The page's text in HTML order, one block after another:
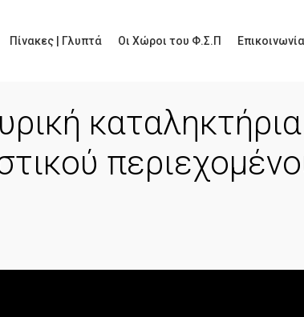
Πίνακες | Γλυπτά Οι Χώροι του Φ.Σ.Π Επικοινωνία
καταληκτήρια